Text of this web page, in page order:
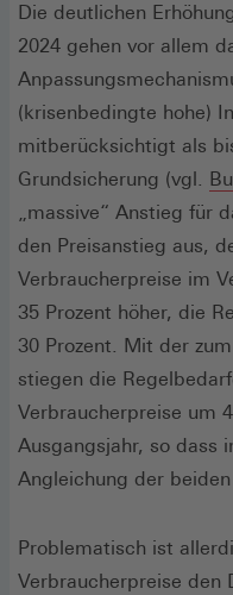
Die deutlichen
2024 gehen vor allem
(krisenbedingte hohe)
mitberücksichtigt als
Grundsicherung (vgl.
„massive“ Anstieg für
den Preisanstieg aus,
Verbraucherpreise im
35 Prozent höher, die
30 Prozent. Mit der
stiegen die
Verbraucherpreise um
Ausgangsjahr, so dass
Angleichung der
Problematisch ist
Verbraucherpreise den